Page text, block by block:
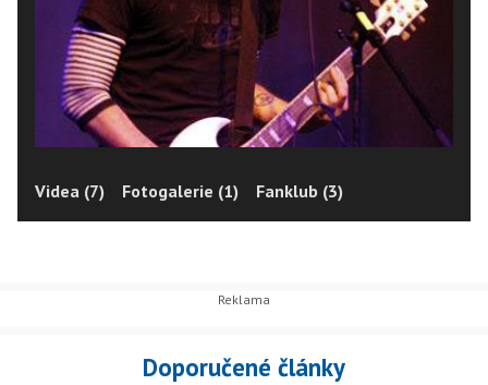
Videa (7) Fotogalerie (1) Fanklub (3)
Doporučené články